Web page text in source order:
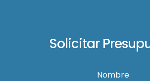
Solicitar
Nombre